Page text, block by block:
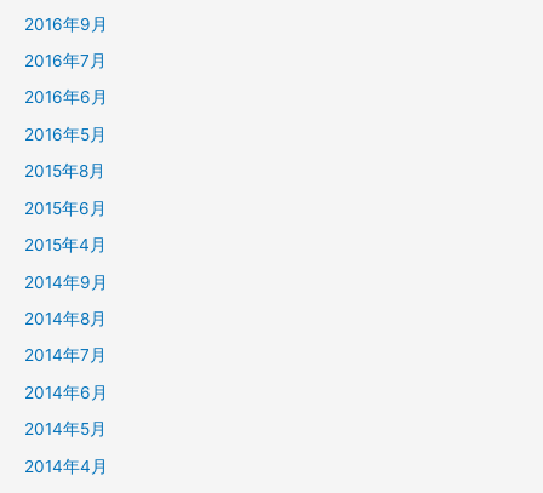
2016年9月
2016年7月
2016年6月
2016年5月
2015年8月
2015年6月
2015年4月
2014年9月
2014年8月
2014年7月
2014年6月
2014年5月
2014年4月